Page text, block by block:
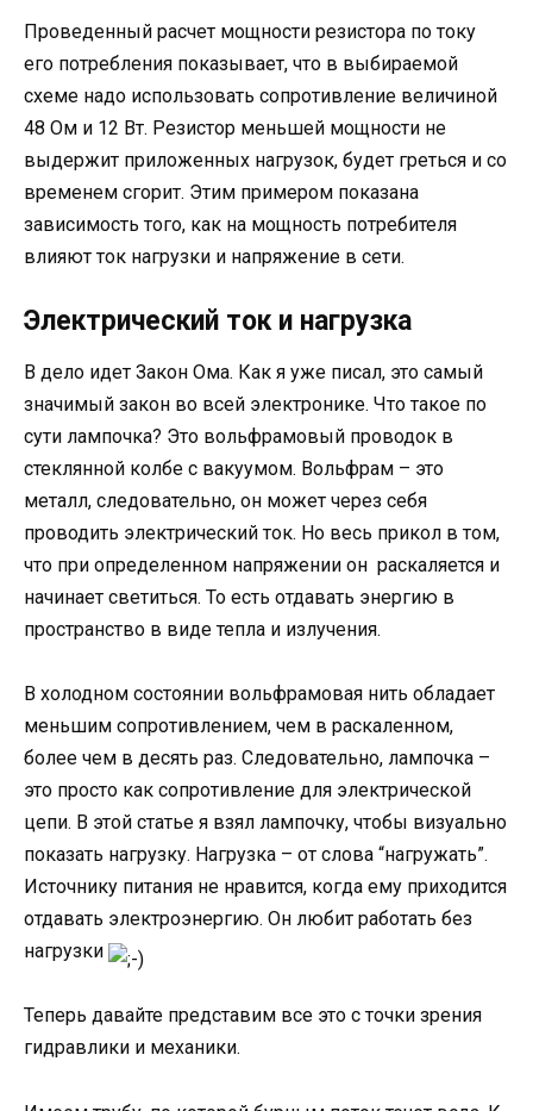
Проведенный расчет мощности резистора по току
его потребления показывает, что в выбираемой
схеме надо использовать сопротивление величиной
48 Ом и 12 Вт. Резистор меньшей мощности не
выдержит приложенных нагрузок, будет греться и со
временем сгорит. Этим примером показана
зависимость того, как на мощность потребителя
влияют ток нагрузки и напряжение в сети.
Электрический ток и нагрузка
В дело идет Закон Ома. Как я уже писал, это самый
значимый закон во всей электронике. Что такое по
сути лампочка? Это вольфрамовый проводок в
стеклянной колбе с вакуумом. Вольфрам – это
металл, следовательно, он может через себя
проводить электрический ток. Но весь прикол в том,
что при определенном напряжении он раскаляется и
начинает светиться. То есть отдавать энергию в
пространство в виде тепла и излучения.
В холодном состоянии вольфрамовая нить обладает
меньшим сопротивлением, чем в раскаленном,
более чем в десять раз. Следовательно, лампочка –
это просто как сопротивление для электрической
цепи. В этой статье я взял лампочку, чтобы визуально
показать нагрузку. Нагрузка – от слова “нагружать”.
Источнику питания не нравится, когда ему приходится
отдавать электроэнергию. Он любит работать без
нагрузки
Теперь давайте представим все это с точки зрения
гидравлики и механики.